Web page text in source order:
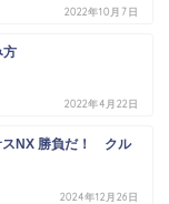
2022年10月7日
方
2022年4月22日
スNX 勝負だ！ クル
2024年12月26日